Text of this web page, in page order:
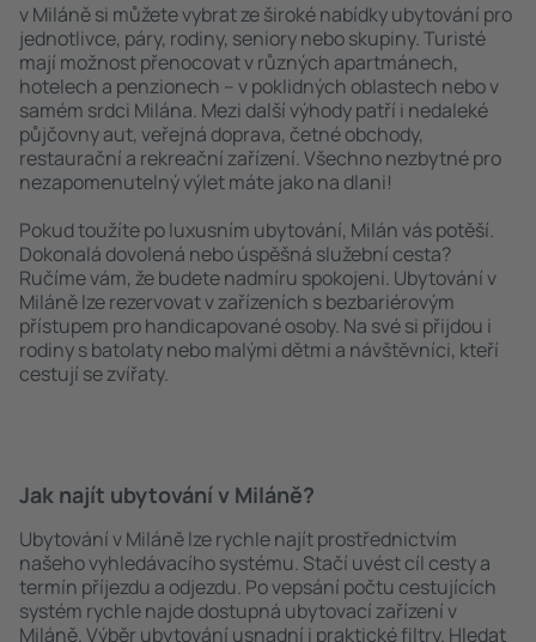
v Miláně si můžete vybrat ze široké nabídky ubytování pro
jednotlivce, páry, rodiny, seniory nebo skupiny. Turisté
mají možnost přenocovat v různých apartmánech,
hotelech a penzionech – v poklidných oblastech nebo v
samém srdci Milána. Mezi další výhody patří i nedaleké
půjčovny aut, veřejná doprava, četné obchody,
restaurační a rekreační zařízení. Všechno nezbytné pro
nezapomenutelný výlet máte jako na dlani!
Pokud toužíte po luxusním ubytování, Milán vás potěší.
Dokonalá dovolená nebo úspěšná služební cesta?
Ručíme vám, že budete nadmíru spokojeni. Ubytování v
Miláně lze rezervovat v zařízeních s bezbariérovým
přístupem pro handicapované osoby. Na své si přijdou i
rodiny s batolaty nebo malými dětmi a návštěvníci, kteří
cestují se zvířaty.
Jak najít ubytování v Miláně?
Ubytování v Miláně lze rychle najít prostřednictvím
našeho vyhledávacího systému. Stačí uvést cíl cesty a
termín příjezdu a odjezdu. Po vepsání počtu cestujících
systém rychle najde dostupná ubytovací zařízení v
Miláně. Výběr ubytování usnadní i praktické filtry. Hledat